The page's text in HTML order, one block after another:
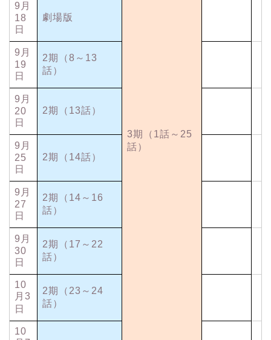
3期（1話～25
話）
9月
18
日
劇場版
9月
19
日
2期（8～13
話）
9月
20
日
2期（13話）
9月
25
日
2期（14話）
9月
27
日
2期（14～16
話）
9月
30
日
2期（17～22
話）
10
月3
日
2期（23～24
話）
10